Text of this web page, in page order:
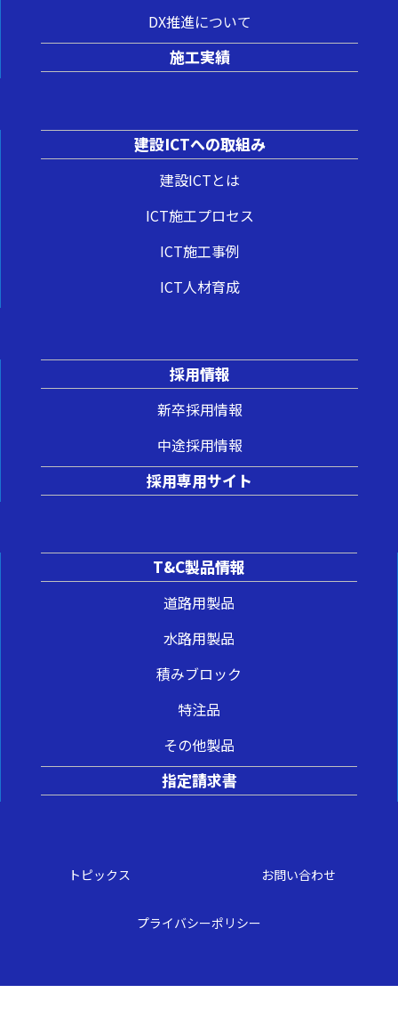
DX推進について
施工実績
建設ICTへの取組み
建設ICTとは
ICT施工プロセス
ICT施工事例
ICT人材育成
採用情報
新卒採用情報
中途採用情報
採用専用サイト
T&C製品情報
道路用製品
水路用製品
積みブロック
特注品
その他製品
指定請求書
トピックス お問い合わせ
プライバシーポリシー